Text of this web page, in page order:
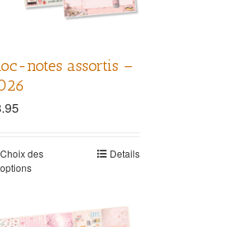
notes assortis –
Choix des
options
Details